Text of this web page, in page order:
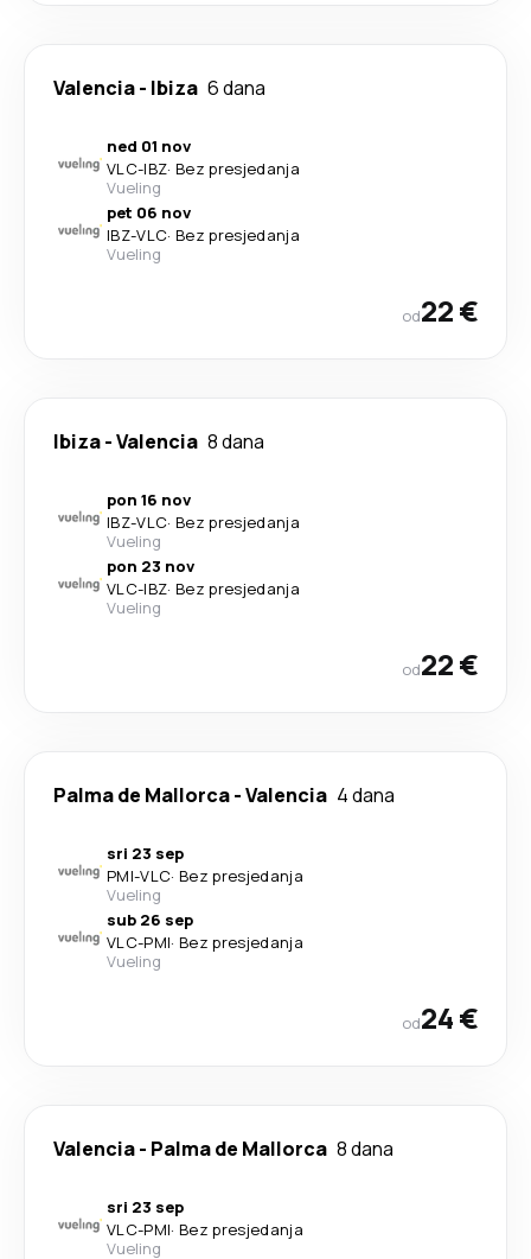
Valencia- Ibiza 6 dana
ned 01 nov
VLC-IBZ· Bez presjedanja
Vueling
pet 06 nov
IBZ-VLC· Bez presjedanja
Vueling
od22 €
Ibiza-Valencia 8 dana
pon 16 nov
IBZ-VLC· Bez presjedanja
Vueling
pon 23 nov
VLC-IBZ· Bez presjedanja
Vueling
od22 €
Palma de Mallorca-Valencia 4 dana
sri 23 sep
PMI-VLC· Bez presjedanja
Vueling
sub 26 sep
VLC-PMI· Bez presjedanja
Vueling
od24 €
Valencia- Palma de Mallorca 8 dana
sri 23 sep
VLC-PMI· Bez presjedanja
Vueling